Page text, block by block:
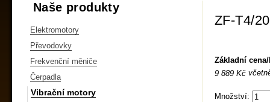
Naše produkty
Elektromotory
Převodovky
Frekvenční měniče
Čerpadla
Vibrační motory
ZF-T4/
Základní
9 889 Kč
Množství: